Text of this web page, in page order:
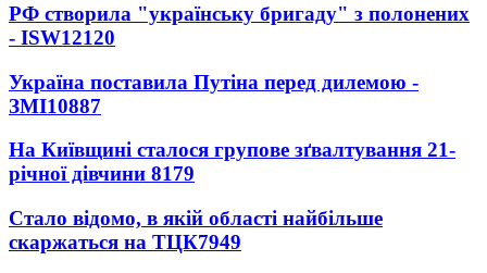
РФ створила "українську бригаду" з полонених
- ISW12120
Україна поставила Путіна перед дилемою -
ЗМІ10887
На Київщині сталося групове зґвалтування 21-
річної дівчини 8179
Стало відомо, в якій області найбільше
скаржаться на ТЦК7949